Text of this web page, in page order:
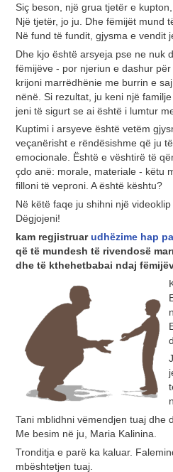
Siç beson, një grua tjetër e
Një tjetër, jo ju. Dhe fëmijët mund
Në fund të fundit, gjysma e vendit
Dhe kjo është arsyeja pse ne nuk
fëmijëve - por njeriun e dashur
krijoni marrëdhënie me burrin e
nënë. Si rezultat, ju keni një familje
jeni të sigurt se ai është i lumtur
Kuptimi i arsyeve është vetëm
veçanërisht e rëndësishme që ju
emocionale. Është e vështirë të
çdo anë: morale, materiale - këtu
filloni të veproni. A është kështu?
Në këtë faqe ju shihni një
Dëgjojeni!
kam regjistruarudhëzime hap
që të mundesh të rivendosë
dhe të kthehetbabai ndaj
Tani mblidhni vëmendjen tuaj dhe
Me besim në ju, Maria Kalinina.
Tronditja e parë ka kaluar.
mbështetjen tuaj.